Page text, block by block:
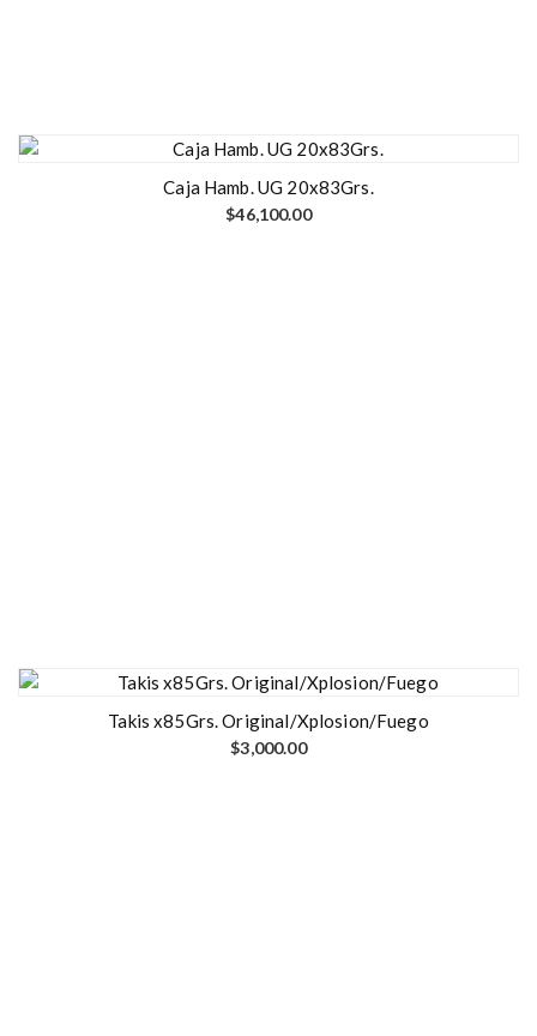
Caja Hamb. UG 20x83Grs.
$46,100.00
Takis x85Grs. Original/Xplosion/Fuego
$3,000.00